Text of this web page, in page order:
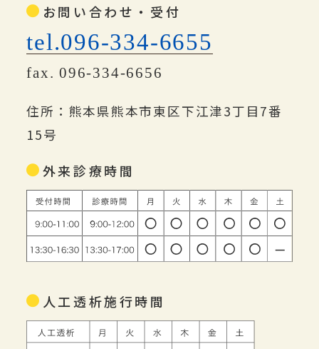
お問い合わせ・受付
tel.096-334-6655
fax. 096-334-6656
住所：熊本県熊本市東区下江津3丁目7番
15号
外来診療時間
人工透析施行時間